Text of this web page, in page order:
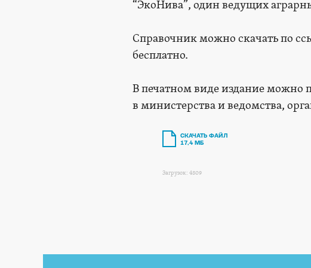
“ЭкоНива”, один ведущих
Справочник можно скачать по
бесплатно.
В печатном виде издание можно
в министерства и ведомства,
СКАЧАТЬ ФАЙЛ
17,4 МБ
Загрузок: 4809